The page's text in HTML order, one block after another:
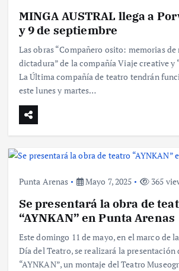
MINGA AUSTRAL llega a
y 9 de septiembre
Las obras “Compañero osito: memorias de
dictadura” de la compañía Viaje creative y
La Última compañía de teatro tendrán
este lunes y martes…
Punta Arenas Mayo 7, 2025 365
Se presentará la obra de
“AYNKAN” en Punta Arenas
Este domingo 11 de mayo, en el marco de
Día del Teatro, se realizará la presentación
“AYNKAN”, un montaje del Teatro